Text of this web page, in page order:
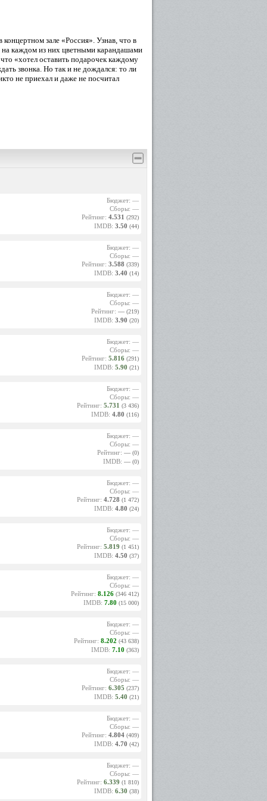
хотя
время
м-р
ушел
не
и
фоне
смог
лишь
и
близ
в
кто
до
ноги
этот
«В
надо
зале «Россия». Узнав, что в
на каждом из них цветными карандашами
«хотел оставить подарочек каждому
звонка. Но так и не дождался: то ли
не приехал и даже не посчитал
Бюджет: —
Сборы: —
Рейтинг: 4.531 (292)
IMDB: 3.50 (44)
Бюджет: —
Сборы: —
Рейтинг: 3.588 (339)
IMDB: 3.40 (14)
Бюджет: —
Сборы: —
Рейтинг: — (219)
IMDB: 3.90 (20)
Бюджет: —
Сборы: —
Рейтинг: 5.816 (291)
IMDB: 5.90 (21)
Бюджет: —
Сборы: —
Рейтинг: 5.731 (3 436)
IMDB: 4.80 (116)
Бюджет: —
Сборы: —
Рейтинг: — (0)
IMDB: — (0)
Бюджет: —
Сборы: —
Рейтинг: 4.728 (1 472)
IMDB: 4.80 (24)
Бюджет: —
Сборы: —
Рейтинг: 5.819 (1 451)
IMDB: 4.50 (37)
Бюджет: —
Сборы: —
Рейтинг: 8.126 (346 412)
IMDB: 7.80 (15 000)
Бюджет: —
Сборы: —
Рейтинг: 8.202 (43 638)
IMDB: 7.10 (363)
Бюджет: —
Сборы: —
Рейтинг: 6.305 (237)
IMDB: 5.40 (21)
Бюджет: —
Сборы: —
Рейтинг: 4.804 (409)
IMDB: 4.70 (42)
Бюджет: —
Сборы: —
Рейтинг: 6.339 (1 810)
IMDB: 6.30 (38)